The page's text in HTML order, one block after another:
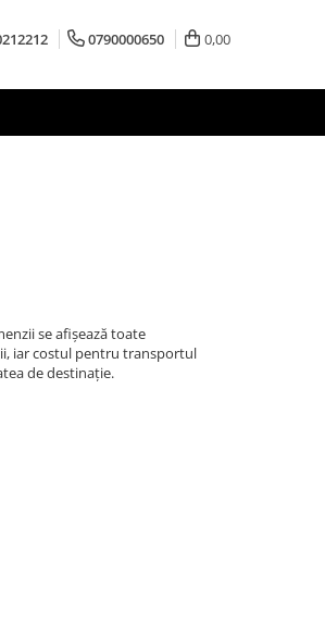
0790000650 0,00
se afișează toate
iar costul pentru transportul
de destinație.